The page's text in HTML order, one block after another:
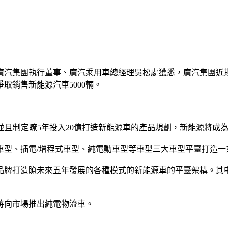
集團執行董事、廣汽乘用車總經理吳松處獲悉，廣汽集團
銷售新能源汽車5000輛。
制定瞭5年投入20億打造新能源車的產品規劃，新能源將成
、插電/增程式車型、純電動車型等車型三大車型平臺打造
打造瞭未來五年發展的各種模式的新能源車的平臺架構。
市場推出純電物流車。